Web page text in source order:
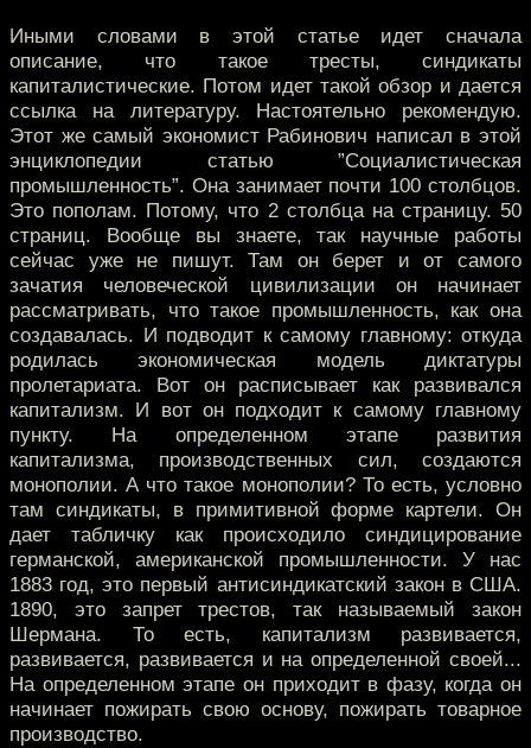
Иными словами в этой статье идет сначала
описание, что такое тресты, синдикаты
капиталистические. Потом идет такой обзор и дается
ссылка на литературу. Настоятельно рекомендую.
Этот же самый экономист Рабинович написал в этой
энциклопедии статью ”Социалистическая
промышленность”. Она занимает почти 100 столбцов.
Это пополам. Потому, что 2 столбца на страницу. 50
страниц. Вообще вы знаете, так научные работы
сейчас уже не пишут. Там он берет и от самого
зачатия человеческой цивилизации он начинает
рассматривать, что такое промышленность, как она
создавалась. И подводит к самому главному: откуда
родилась экономическая модель диктатуры
пролетариата. Вот он расписывает как развивался
капитализм. И вот он подходит к самому главному
пункту. На определенном этапе развития
капитализма, производственных сил, создаются
монополии. А что такое монополии? То есть, условно
там синдикаты, в примитивной форме картели. Он
дает табличку как происходило синдицирование
германской, американской промышленности. У нас
1883 год, это первый антисиндикатский закон в США.
1890, это запрет трестов, так называемый закон
Шермана. То есть, капитализм развивается,
развивается, развивается и на определенной своей...
На определенном этапе он приходит в фазу, когда он
начинает пожирать свою основу, пожирать товарное
производство.